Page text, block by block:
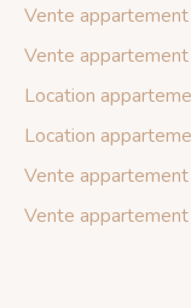
Vente
Vente
Location
Location
Vente
Vente